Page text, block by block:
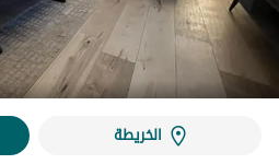
الخريطة